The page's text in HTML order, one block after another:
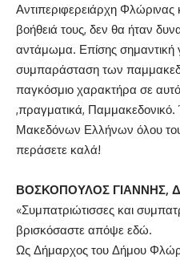
Αντιπεριφερειάρχη
βοήθειά τους, δεν θα ήταν
αντάμωμα. Επίσης σημαντική
συμπαράσταση των
παγκόσμιο χαρακτήρα σε
,πραγματικά,
Μακεδόνων Ελλήνων όλου
περάσετε καλά!
ΒΟΣΚΟΠΟΥΛΟΣ ΓΙΑΝΝΗΣ,
«Συμπατριώτισσες και
βρισκόσαστε απόψε εδώ.
Ως Δήμαρχος του Δήμου